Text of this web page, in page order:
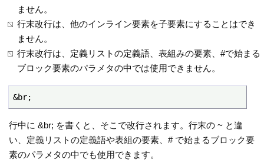
ません。
行末改行は、他のインライン要素を子要素にすることはでき
ません。
行末改行は、定義リストの定義語、表組みの要素、#で始まる
ブロック要素のパラメタの中では使用できません。
&br;
行中に &br; を書くと、そこで改行されます。行末の ~ と違
い、定義リストの定義語や表組の要素、# で始まるブロック要
素のパラメタの中でも使用できます。